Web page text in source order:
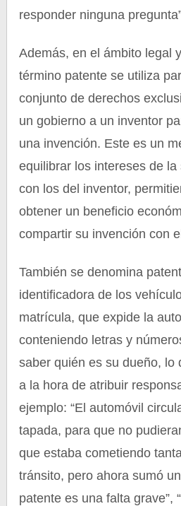
responder ninguna
Además, en el ámbito legal
término patente se utiliza
conjunto de derechos
un gobierno a un inventor
una invención. Este es un
equilibrar los intereses de la
con los del inventor,
obtener un beneficio
compartir su invención con
También se denomina
identificadora de los
matrícula, que expide la
conteniendo letras y
saber quién es su dueño, lo
a la hora de atribuir
ejemplo: “El automóvil
tapada, para que no
que estaba cometiendo
tránsito, pero ahora sumó
patente es una falta grave”,